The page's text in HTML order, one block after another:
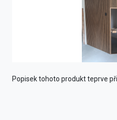
Popisek tohoto produkt teprve